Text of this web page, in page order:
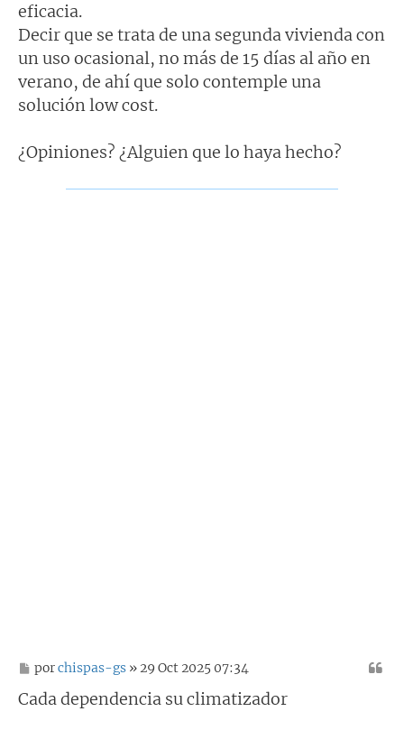
eficacia.
Decir que se trata de una segunda vivienda con
un uso ocasional, no más de 15 días al año en
verano, de ahí que solo contemple una
solución low cost.
¿Opiniones? ¿Alguien que lo haya hecho?
M
n
porchispas-gs » 29 Oct 2025 07:34
Cada dependencia su climatizador